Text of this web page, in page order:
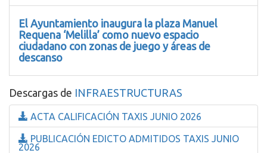
El Ayuntamiento inaugura la plaza Manuel
Requena ‘Melilla’ como nuevo espacio
ciudadano con zonas de juego y áreas de
descanso
Descargas de INFRAESTRUCTURAS
ACTA CALIFICACIÓN TAXIS JUNIO 2026
PUBLICACIÓN EDICTO ADMITIDOS TAXIS JUNIO
2026